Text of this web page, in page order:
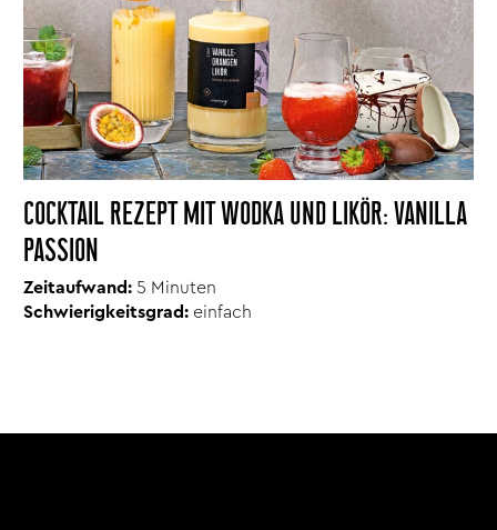
COCKTAIL REZEPT MIT WODKA UND LIKÖR: VANILLA
PASSION
Zeitaufwand: 5 Minuten
Schwierigkeitsgrad: einfach